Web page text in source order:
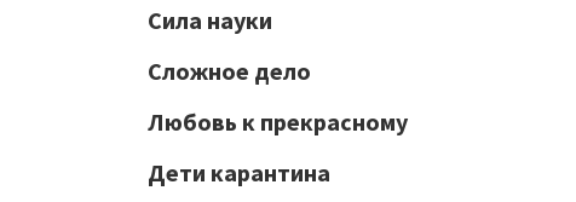
Сила науки
Сложное дело
Любовь к прекрасному
Дети карантина